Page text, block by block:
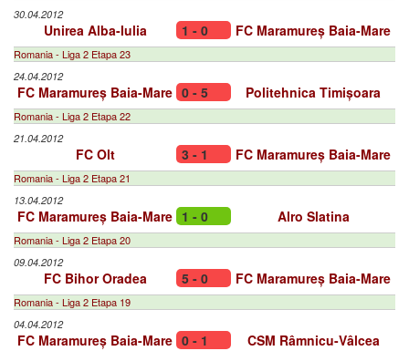
30.04.2012
Unirea Alba-Iulia 1 - 0 FC Maramureș Baia-Mare
Romania - Liga 2 Etapa 23
24.04.2012
FC Maramureș Baia-Mare 0 - 5 Politehnica Timișoara
Romania - Liga 2 Etapa 22
21.04.2012
FC Olt 3 - 1 FC Maramureș Baia-Mare
Romania - Liga 2 Etapa 21
13.04.2012
FC Maramureș Baia-Mare 1 - 0 Alro Slatina
Romania - Liga 2 Etapa 20
09.04.2012
FC Bihor Oradea 5 - 0 FC Maramureș Baia-Mare
Romania - Liga 2 Etapa 19
04.04.2012
FC Maramureș Baia-Mare 0 - 1 CSM Râmnicu-Vâlcea